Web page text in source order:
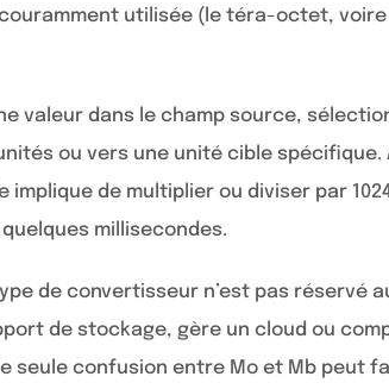
utilisée (le téra-octet,
valeur dans le champ source,
ou vers une unité cible spécifique.
implique de multiplier ou diviser par
millisecondes.
de convertisseur n’est pas réservé
de stockage, gère un cloud ou
seule confusion entre Mo et Mb peut